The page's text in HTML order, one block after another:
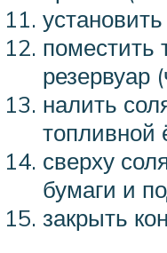
поместить
резервуар
налить
топливной
сверху
бумаги и
закрыть